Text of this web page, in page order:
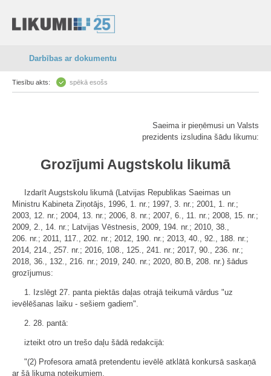
Darbības ar dokumentu
Tiesību akts: spēkā esošs
Saeima ir pieņēmusi un Valsts
prezidents izsludina šādu likumu:
Grozījumi Augstskolu likumā
Izdarīt Augstskolu likumā (Latvijas Republikas Saeimas un
Ministru Kabineta Ziņotājs, 1996, 1. nr.; 1997, 3. nr.; 2001, 1. nr.;
2003, 12. nr.; 2004, 13. nr.; 2006, 8. nr.; 2007, 6., 11. nr.; 2008, 15. nr.;
2009, 2., 14. nr.; Latvijas Vēstnesis, 2009, 194. nr.; 2010, 38.,
206. nr.; 2011, 117., 202. nr.; 2012, 190. nr.; 2013, 40., 92., 188. nr.;
2014, 214., 257. nr.; 2016, 108., 125., 241. nr.; 2017, 90., 236. nr.;
2018, 36., 132., 216. nr.; 2019, 240. nr.; 2020, 80.B, 208. nr.) šādus
grozījumus:
1. Izslēgt 27. panta piektās daļas otrajā teikumā vārdus "uz
ievēlēšanas laiku - sešiem gadiem".
2. 28. pantā:
izteikt otro un trešo daļu šādā redakcijā:
"(2) Profesora amatā pretendentu ievēlē atklātā konkursā saskaņā
ar šā likuma noteikumiem.